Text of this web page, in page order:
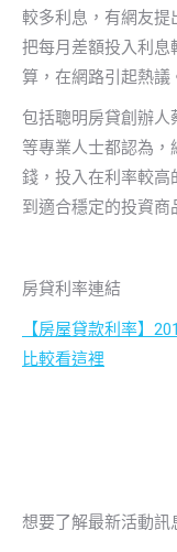
較多利息，有網友提
把每月差額投入利息
算，在網路引起熱議
包括聰明房貸創辦人
等專業人士都認為
錢，投入在利率較高
到適合穩定的投資商
房貸利率連結
【房屋貸款利率】
比較看這裡
想要了解最新活動訊